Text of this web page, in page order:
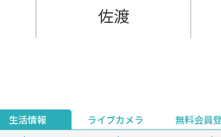
佐渡
生活情報
ライブカメラ 無料会員